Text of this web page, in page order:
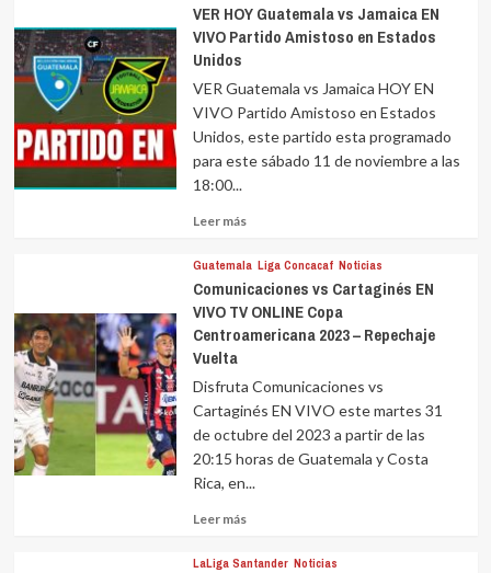
VER HOY Guatemala vs Jamaica EN
VIVO Partido Amistoso en Estados
Unidos
VER Guatemala vs Jamaica HOY EN
VIVO Partido Amistoso en Estados
Unidos, este partido esta programado
para este sábado 11 de noviembre a las
18:00...
Leer másLeer
sobre
Guatemala Liga Concacaf Noticias
Comunicaciones vs Cartaginés EN
VIVO TV ONLINE Copa
Centroamericana 2023 – Repechaje
Vuelta
Disfruta Comunicaciones vs
Cartaginés EN VIVO este martes 31
de octubre del 2023 a partir de las
20:15 horas de Guatemala y Costa
Rica, en...
Leer másLeer
sobre
LaLiga Santander Noticias